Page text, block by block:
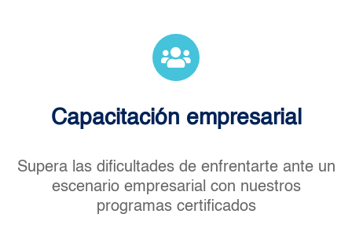
Capacitación empresarial
Supera las dificultades de enfrentarte ante un
escenario empresarial con nuestros
programas certificados